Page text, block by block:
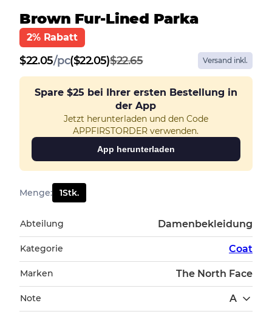
Brown Fur-Lined Parka
2% Rabatt
$22.05/pc($22.05)$22.65 Versand inkl.
Spare $25 bei Ihrer ersten Bestellung in
der App
Jetzt herunterladen und den Code
APPFIRSTORDER verwenden.
App herunterladen
Menge: 1Stk.
Abteilung Damenbekleidung
Kategorie Coat
Marken The North Face
Note A